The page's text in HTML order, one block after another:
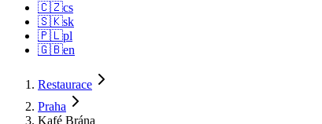
🇨🇿cs
🇸🇰sk
🇵🇱pl
🇬🇧en
Restaurace
Praha
Kafé Brána